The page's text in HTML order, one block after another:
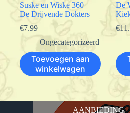
Suske en Wiske 360 –
De Drijvende Dokters
€7.99
Ongecategorizeerd
Toevoegen aan
winkelwagen
De
€
AANBIEDING